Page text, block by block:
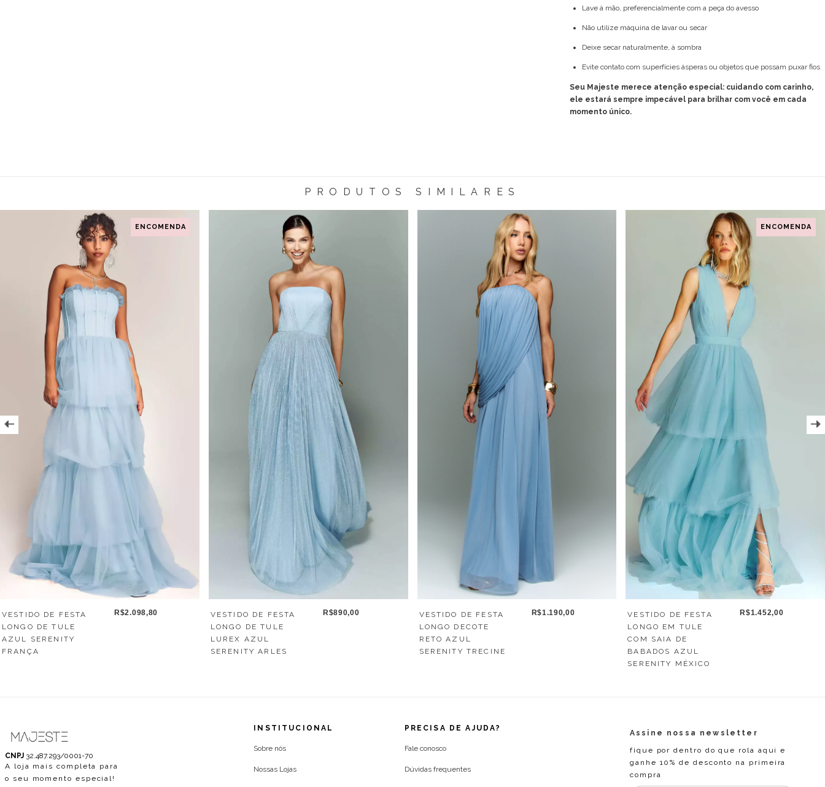
Lave à mão, preferencialmente com a peça do avesso
Não utilize máquina de lavar ou secar
Deixe secar naturalmente, à sombra
Evite contato com superfícies ásperas ou objetos que possam puxar fios
Seu Majeste merece atenção especial: cuidando com carinho,
ele estará sempre impecável para brilhar com você em cada
momento único.
PRODUTOS SIMILARES
ENCOMENDA
VESTIDO DE FESTA
LONGO DE TULE
AZUL SERENITY
FRANÇA
R$2.098,80
VESTIDO DE FESTA
LONGO DE TULE
LUREX AZUL
SERENITY ARLES
R$890,00
VESTIDO DE FESTA
LONGO DECOTE
RETO AZUL
SERENITY TRECINE
R$1.190,00
ENCOMENDA
VESTIDO DE FESTA
LONGO EM TULE
COM SAIA DE
BABADOS AZUL
SERENITY MÉXICO
R$1.452,00
CNPJ 32.487.293/0001-70
A loja mais completa para
o seu momento especial!
INSTITUCIONAL
Sobre nós
Nossas Lojas
PRECISA DE AJUDA?
Fale conosco
Dúvidas frequentes
Assine nossa newsletter
fique por dentro do que rola aqui e
ganhe 10% de desconto na primeira
compra